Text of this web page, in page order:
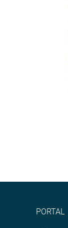
PORTAL